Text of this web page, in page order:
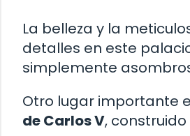
La belleza y la
detalles en este
simplemente
Otro lugar importante
de Carlos V, construido